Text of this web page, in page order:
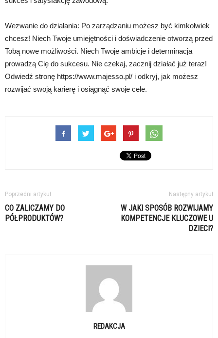
Wezwanie do działania: Po zarządzaniu możesz być kimkolwiek
chcesz! Niech Twoje umiejętności i doświadczenie otworzą przed
Tobą nowe możliwości. Niech Twoje ambicje i determinacja
prowadzą Cię do sukcesu. Nie czekaj, zacznij działać już teraz!
Odwiedź stronę https://www.majesso.pl/ i odkryj, jak możesz
rozwijać swoją karierę i osiągnąć swoje cele.
Poprzedni artykuł
CO ZALICZAMY DO
PÓŁPRODUKTÓW?
Następny artykuł
W JAKI SPOSÓB ROZWIJAMY
KOMPETENCJE KLUCZOWE U
DZIECI?
REDAKCJA